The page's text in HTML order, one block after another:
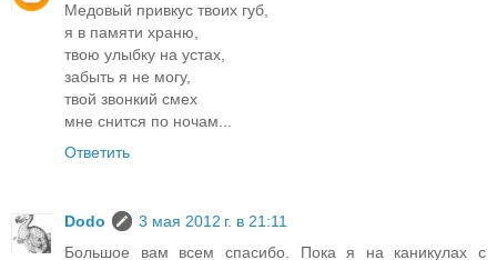
Медовый привкус твоих губ,
я в памяти храню,
твою улыбку на устах,
забыть я не могу,
твой звонкий смех
мне снится по ночам...
Ответить
Dodo
3 мая 2012 г. в 21:11
Большое вам всем спасибо. Пока я на каникулах с